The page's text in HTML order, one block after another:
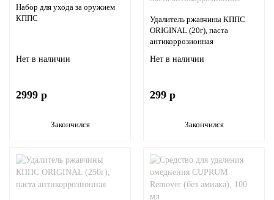
Набор для ухода за оружием
КППС
Нет в наличии
2999 р
Закончился
Удалитель ржавчины КППС
ORIGINAL (20г), паста
антикоррозионная
Нет в наличии
299 р
Закончился